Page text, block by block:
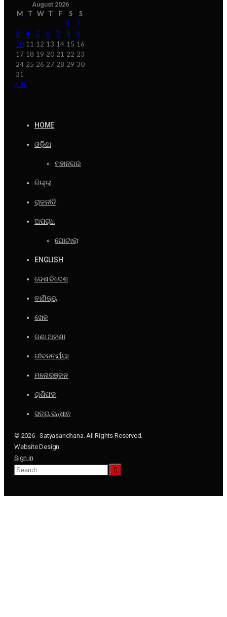
August 2026
M T W T F S
S
1
2
3
4 5 6 7 8
9
10 11 12 13 14 15 16
17 18 19 20 21 22 23
24 25 26 27 28 29 30
31
« Jul
HOME
ଓଡ଼ିଶା
ମହାନଗର
ଜିଲ୍ଲା
ରାଜନୀତି
ଅପରାଧ
ଘୋଟାଲା
ENGLISH
ଦେଶ ବିଦେଶ
ବାଣିଜ୍ୟ
ଖେଳ
ଜଣା ଅଜଣା
ଜୀବନଚର୍ଯ୍ୟା
ମନୋରଞ୍ଜନ
ରାଶିଫଳ
ସତ୍ୟ ସନ୍ଧାନ
© 2026 - Satyasandhana. All Rights Reserved.
Website Design:
Sign in